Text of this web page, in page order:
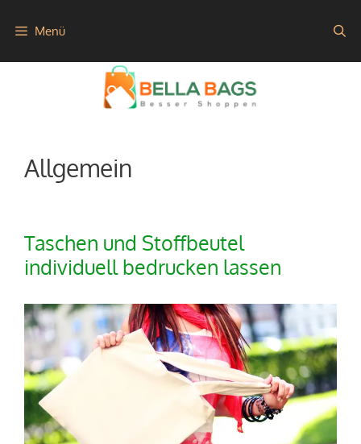
Inhalt Menü
Allgemein
Taschen und Stoffbeutel
individuell bedrucken lassen